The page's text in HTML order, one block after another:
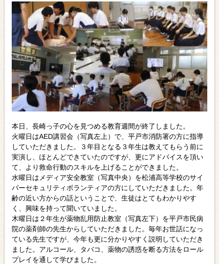
本日、長崎っ子の心を見つめる教育週間が終了しました。
火曜日はAED講習会（写真左上）で、平戸市消防署の方に指導
していただきました。３年目となる３年生は教えてもらう前に
実演し、ほとんどできていたのですが、更にアドバイスを頂い
て、より救命行動のスキルを上げることができました。
水曜日はメディア安全教室（写真中央）を松浦高等学校のサイ
バーセキュリティボランティアの方にしていただきました。年
齢の近い方からの話ということで、生徒はとてもわかりやす
く、興味を持って聞いていました。
木曜日は２年生が薬物乱用防止教室（写真左下）を平戸市民病
院の薬剤師の先生からしていただきました。毎年お世話になっ
ている先生ですが、今年も更に分かりやすく説明していただき
ました。アルコール、タバコ、薬物の誘惑を断る方法をロール
プレイを通して学びました。